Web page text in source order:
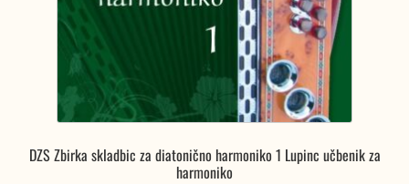
DZS Zbirka skladbic za diatonično harmoniko 1 Lupinc učbenik za
harmoniko